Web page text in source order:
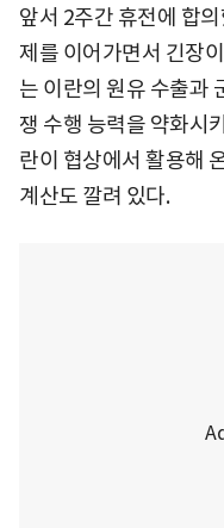
앞서 2주간 휴전에 합
제를 이어가면서 긴장
는 이란의 원유 수출과
쟁 수행 능력을 약화시
란이 협상에서 활용해
계산도 깔려 있다.